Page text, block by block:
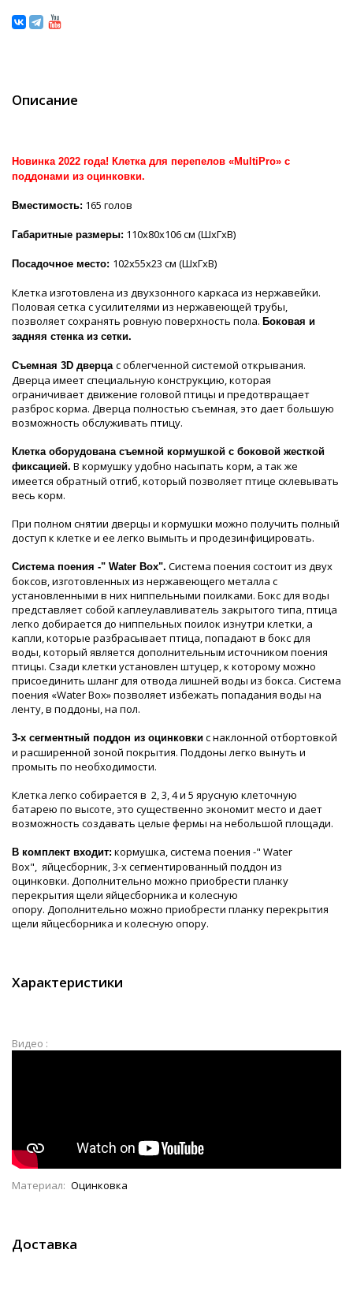
Описание
Новинка 2022 года! Клетка для перепелов «MultiPro» с
поддонами из оцинковки.
Вместимость: 165 голов
Габаритные размеры: 110х80х106 см (ШхГхВ)
Посадочное место: 102х55х23 см (ШхГхВ)
Клетка изготовлена из двухзонного каркаса из нержавейки.
Половая сетка с усилителями из нержавеющей трубы,
позволяет сохранять ровную поверхность пола. Боковая и
задняя стенка из сетки.
Съемная 3D дверца с облегченной системой открывания.
Дверца имеет специальную конструкцию, которая
ограничивает движение головой птицы и предотвращает
разброс корма. Дверца полностью съемная, это дает большую
возможность обслуживать птицу.
Клетка оборудована съемной кормушкой с боковой жесткой
фиксацией. В кормушку удобно насыпать корм, а так же
имеется обратный отгиб, который позволяет птице склевывать
весь корм.
При полном снятии дверцы и кормушки можно получить полный
доступ к клетке и ее легко вымыть и продезинфицировать.
Система поения -" Water Box". Система поения состоит из двух
боксов, изготовленных из нержавеющего металла с
установленными в них ниппельными поилками. Бокс для воды
представляет собой каплеулавливатель закрытого типа, птица
легко добирается до ниппельных поилок изнутри клетки, а
капли, которые разбрасывает птица, попадают в бокс для
воды, который является дополнительным источником поения
птицы. Сзади клетки установлен штуцер, к которому можно
присоединить шланг для отвода лишней воды из бокса. Система
поения «Water Box» позволяет избежать попадания воды на
ленту, в поддоны, на пол.
3-х сегментный поддон из оцинковки с наклонной отбортовкой
и расширенной зоной покрытия. Поддоны легко вынуть и
промыть по необходимости.
Клетка легко собирается в 2, 3, 4 и 5 ярусную клеточную
батарею по высоте, это существенно экономит место и дает
возможность создавать целые фермы на небольшой площади.
В комплект входит: кормушка, система поения -" Water
Box", яйцесборник, 3-х сегментированный поддон из
оцинковки. Дополнительно можно приобрести планку
перекрытия щели яйцесборника и колесную
опору. Дополнительно можно приобрести планку перекрытия
щели яйцесборника и колесную опору.
Характеристики
Видео :
Материал: Оцинковка
Доставка